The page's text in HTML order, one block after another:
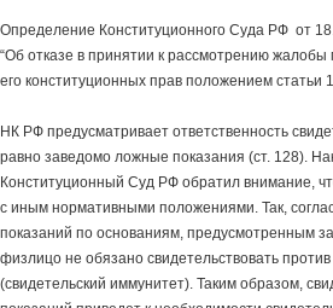
Определение Конституционного Суда РФ от
“Об отказе в принятии к рассмотрению
его конституционных прав положением статьи
НК РФ предусматривает ответственность
равно заведомо ложные показания (ст. 128).
Конституционный Суд РФ обратил внимание,
с иным нормативными положениями. Так,
показаний по основаниям, предусмотренным
физлицо не обязано свидетельствовать против
(свидетельский иммунитет). Таким образом,